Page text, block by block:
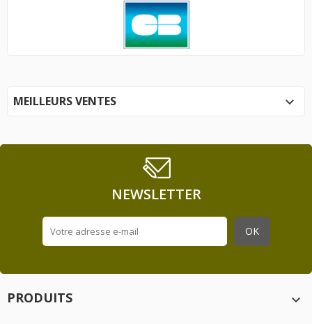
MEILLEURS VENTES 
NEWSLETTER
PRODUITS
